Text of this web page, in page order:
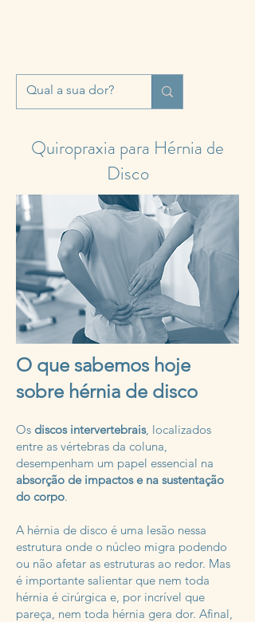
Quiropraxia para Hérnia de
Disco
O que sabemos hoje
sobre hérnia de disco
Os discos intervertebrais, localizados
entre as vértebras da coluna,
desempenham um papel essencial na
absorção de impactos e na sustentação
do corpo.
A hérnia de disco é uma lesão nessa
estrutura onde o núcleo migra podendo
ou não afetar as estruturas ao redor. Mas
é importante salientar que nem toda
hérnia é cirúrgica e, por incrível que
pareça, nem toda hérnia gera dor. Afinal,